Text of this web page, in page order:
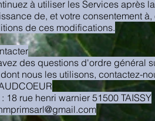
à utiliser les Services après
de, et votre consentement
de ces modifications.
des questions d'ordre général
nous les utilisons, contactez-
18 rue henri warnier 51500 TAISSY